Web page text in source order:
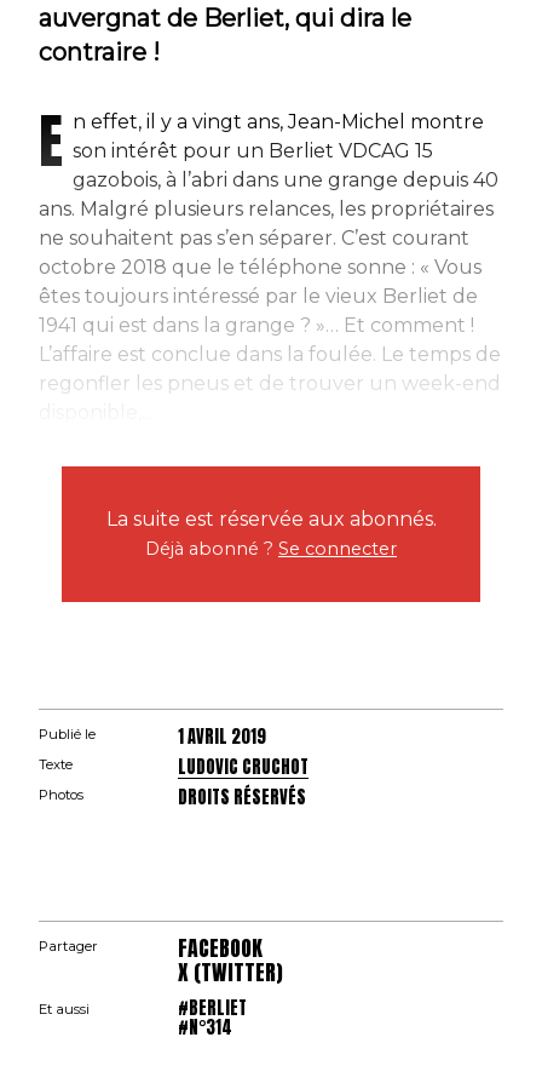
auvergnat de Berliet, qui dira le
contraire !
E n effet, il y a vingt ans, Jean-Michel montre
son intérêt pour un Berliet VDCAG 15
gazobois, à l’abri dans une grange depuis 40
ans. Malgré plusieurs relances, les propriétaires
ne souhaitent pas s’en séparer. C’est courant
octobre 2018 que le téléphone sonne : « Vous
êtes toujours intéressé par le vieux Berliet de
1941 qui est dans la grange ? »… Et comment !
L’affaire est conclue dans la foulée. Le temps de
regonfler les pneus et de trouver un week-end
La suite est réservée aux abonnés.
Déjà abonné ? Se connecter
Publié le 1 AVRIL 2019
Texte LUDOVIC CRUCHOT
Photos DROITS RÉSERVÉS
Partager FACEBOOK
X (TWITTER)
Et aussi #BERLIET
#N°314